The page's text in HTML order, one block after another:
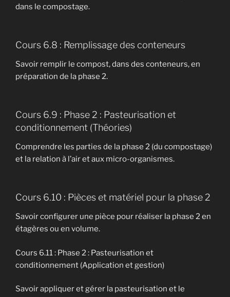
dans le compostage.
Cours 6.8 : Remplissage des conteneurs
Savoir remplir le compost, dans des conteneurs, en
préparation de la phase 2.
Cours 6.9 : Phase 2 : Pasteurisation et
conditionnement (Théories)
Comprendre les parties de la phase 2 (du compostage)
et la relation à l’air et aux micro-organismes.
Cours 6.10 : Pièces et matériel pour la phase 2
Savoir configurer une pièce pour réaliser la phase 2 en
étagères ou en volume.
Cours 6.11 : Phase 2 : Pasteurisation et
conditionnement (Application et gestion)
Savoir appliquer et gérer la pasteurisation et le